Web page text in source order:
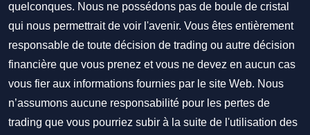
quelconques. Nous ne possédons pas de boule de cristal
qui nous permettrait de voir l'avenir. Vous êtes entièrement
responsable de toute décision de trading ou autre décision
financière que vous prenez et vous ne devez en aucun cas
vous fier aux informations fournies par le site Web. Nous
n’assumons aucune responsabilité pour les pertes de
trading que vous pourriez subir à la suite de l'utilisation des